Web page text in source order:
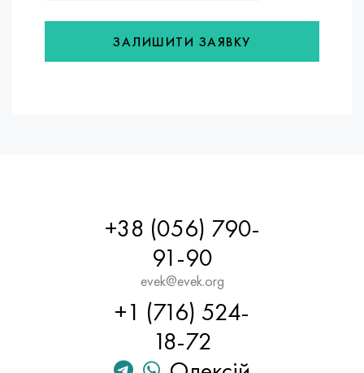
ЗАЛИШИТИ ЗАЯВКУ
+38 (056) 790-
91-90
evek@evek.org
+1 (716) 524-
18-72